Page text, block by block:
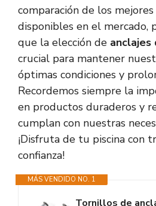
comparación de los
disponibles en el mercado,
que la elección de anclajes
crucial para mantener
óptimas condiciones y
Recordemos siempre la
en productos duraderos y
cumplan con nuestras
¡Disfruta de tu piscina con
confianza!
MÁS VENDIDO NO. 1